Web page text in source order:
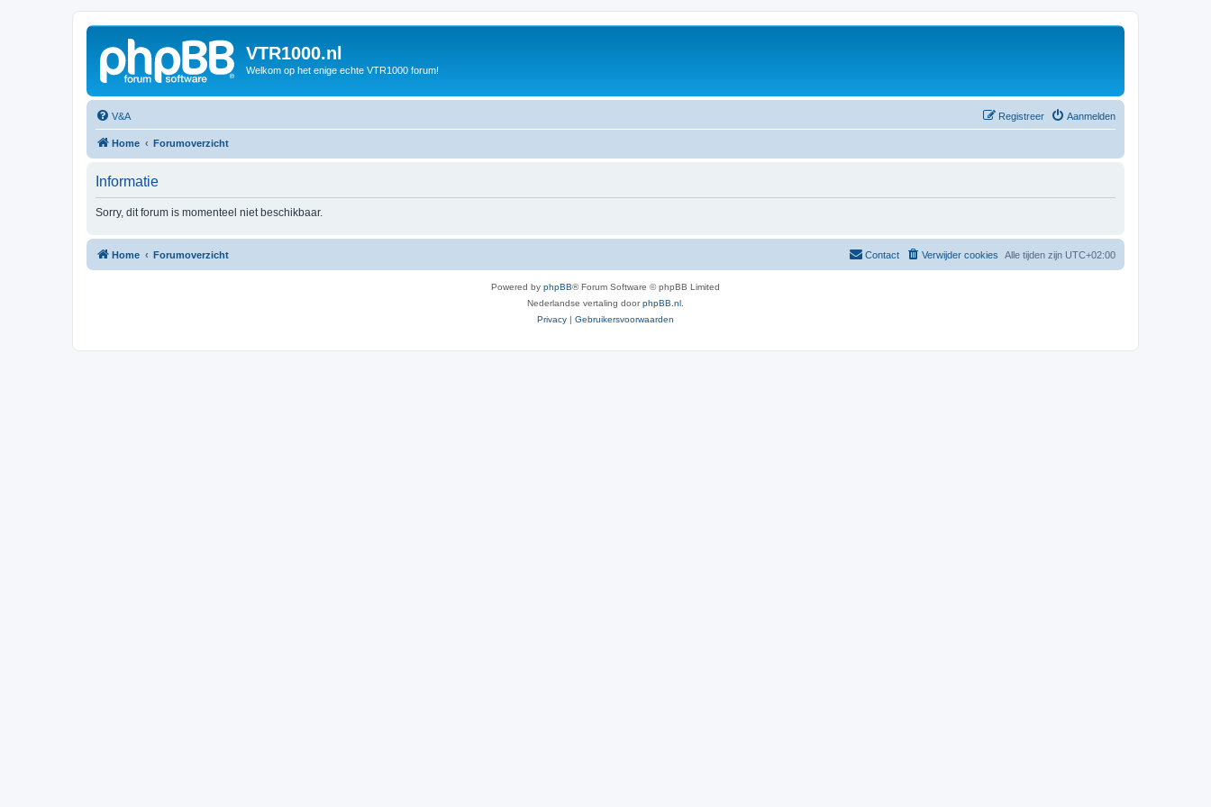
VTR1000.nl
Welkom op het enige echte VTR1000 forum!
V&A Aanmelden
Registreer
Home Forumoverzicht
Informatie
Sorry, dit forum is momenteel niet beschikbaar.
Home Forumoverzicht Alle tijden zijn UTC+02:00
Verwijder cookies
Contact
Powered by phpBB® Forum Software © phpBB Limited
Nederlandse vertaling doorphpBB.nl
Privacy | Gebruikersvoorwaarden